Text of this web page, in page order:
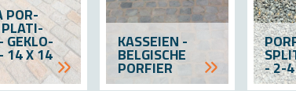
POR­
PLA­TI­
GE­KLO­
14 X 14
KAS­SEI­EN -
BEL­GI­SCHE
POR­FIER - 2-